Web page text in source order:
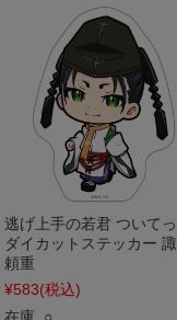
逃げ上手の若君 ついてっ
ダイカットステッカー
頼重
¥583(税込)